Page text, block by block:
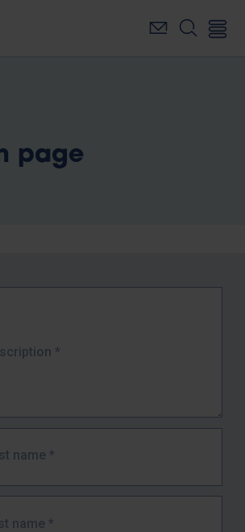
page
*
name *
name *